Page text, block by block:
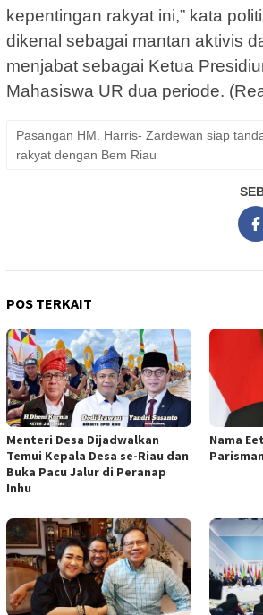
kepentingan rakyat ini,” kata
dikenal sebagai mantan aktivis
menjabat sebagai Ketua
Mahasiswa UR dua periode.
Pasangan HM. Harris- Zardewan siap
rakyat dengan Bem Riau
POS TERKAIT
Menteri Desa Dijadwalkan
Temui Kepala Desa se-Riau dan
Buka Pacu Jalur di Peranap
Inhu
Nama